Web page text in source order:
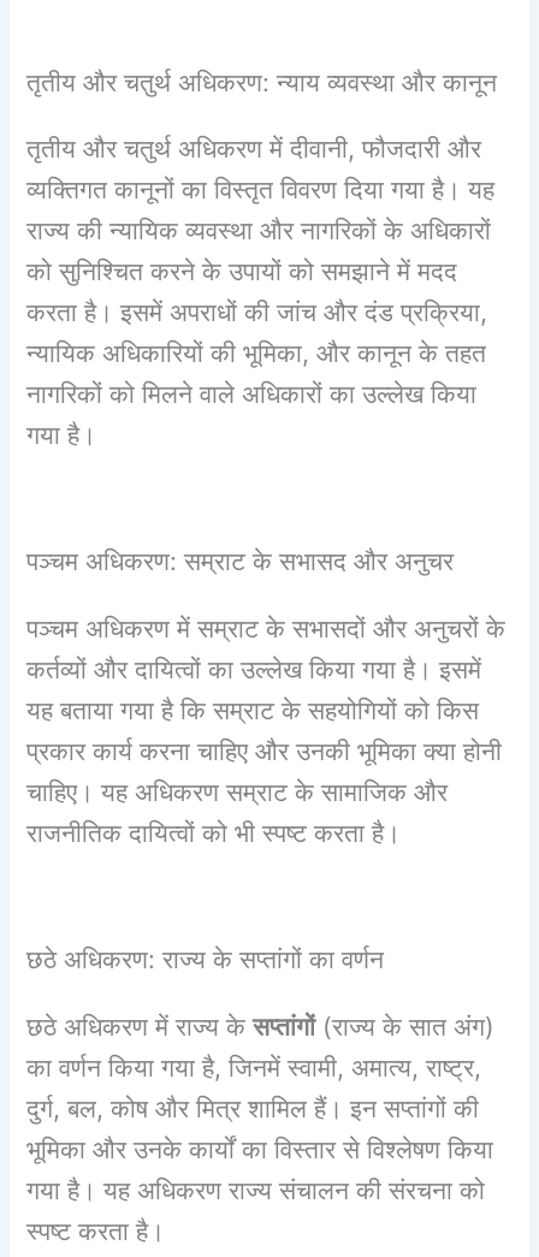
तृतीय और चतुर्थ अधिकरण: न्याय व्यवस्था और कानून
तृतीय और चतुर्थ अधिकरण में दीवानी, फौजदारी और
व्यक्तिगत कानूनों का विस्तृत विवरण दिया गया है। यह
राज्य की न्यायिक व्यवस्था और नागरिकों के अधिकारों
को सुनिश्चित करने के उपायों को समझाने में मदद
करता है। इसमें अपराधों की जांच और दंड प्रक्रिया,
न्यायिक अधिकारियों की भूमिका, और कानून के तहत
नागरिकों को मिलने वाले अधिकारों का उल्लेख किया
गया है।
पञ्चम अधिकरण: सम्राट के सभासद और अनुचर
पञ्चम अधिकरण में सम्राट के सभासदों और अनुचरों के
कर्तव्यों और दायित्वों का उल्लेख किया गया है। इसमें
यह बताया गया है कि सम्राट के सहयोगियों को किस
प्रकार कार्य करना चाहिए और उनकी भूमिका क्या होनी
चाहिए। यह अधिकरण सम्राट के सामाजिक और
राजनीतिक दायित्वों को भी स्पष्ट करता है।
छठे अधिकरण: राज्य के सप्तांगों का वर्णन
छठे अधिकरण में राज्य केसप्तांगों(राज्य के सात अंग)
का वर्णन किया गया है, जिनमें स्वामी, अमात्य, राष्ट्र,
दुर्ग, बल, कोष और मित्र शामिल हैं। इन सप्तांगों की
भूमिका और उनके कार्यों का विस्तार से विश्लेषण किया
गया है। यह अधिकरण राज्य संचालन की संरचना को
स्पष्ट करता है।